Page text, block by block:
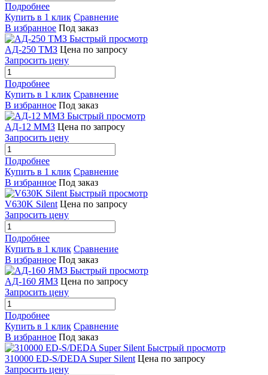
Подробнее
Купить в 1 клик Сравнение
В избранное Под заказ
Быстрый просмотр
АД-250 ТМЗ Цена по запросу
Запросить цену
Подробнее
Купить в 1 клик Сравнение
В избранное Под заказ
Быстрый просмотр
АД-12 ММЗ Цена по запросу
Запросить цену
Подробнее
Купить в 1 клик Сравнение
В избранное Под заказ
Быстрый просмотр
V630K Silent Цена по запросу
Запросить цену
Подробнее
Купить в 1 клик Сравнение
В избранное Под заказ
Быстрый просмотр
АД-160 ЯМЗ Цена по запросу
Запросить цену
Подробнее
Купить в 1 клик Сравнение
В избранное Под заказ
Быстрый просмотр
310000 ED-S/DEDA Super Silent Цена по запросу
Запросить цену